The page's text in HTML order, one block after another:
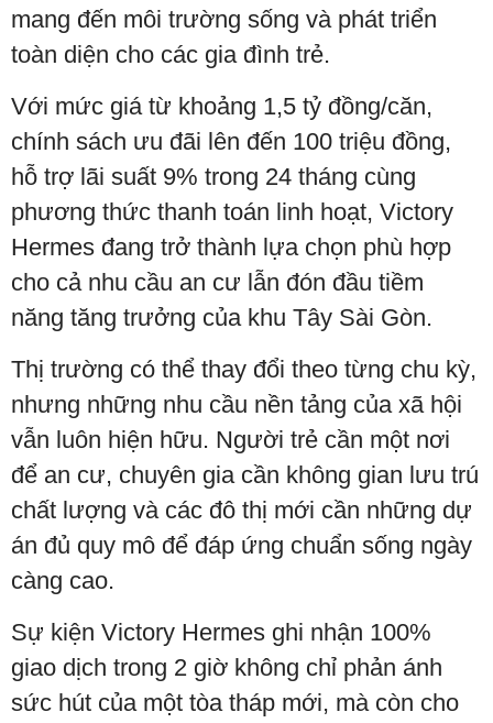
mang đến môi trường sống và phát triển
toàn diện cho các gia đình trẻ.
Với mức giá từ khoảng 1,5 tỷ đồng/căn,
chính sách ưu đãi lên đến 100 triệu đồng,
hỗ trợ lãi suất 9% trong 24 tháng cùng
phương thức thanh toán linh hoạt, Victory
Hermes đang trở thành lựa chọn phù hợp
cho cả nhu cầu an cư lẫn đón đầu tiềm
năng tăng trưởng của khu Tây Sài Gòn.
Thị trường có thể thay đổi theo từng chu kỳ,
nhưng những nhu cầu nền tảng của xã hội
vẫn luôn hiện hữu. Người trẻ cần một nơi
để an cư, chuyên gia cần không gian lưu trú
chất lượng và các đô thị mới cần những dự
án đủ quy mô để đáp ứng chuẩn sống ngày
càng cao.
Sự kiện Victory Hermes ghi nhận 100%
giao dịch trong 2 giờ không chỉ phản ánh
sức hút của một tòa tháp mới, mà còn cho